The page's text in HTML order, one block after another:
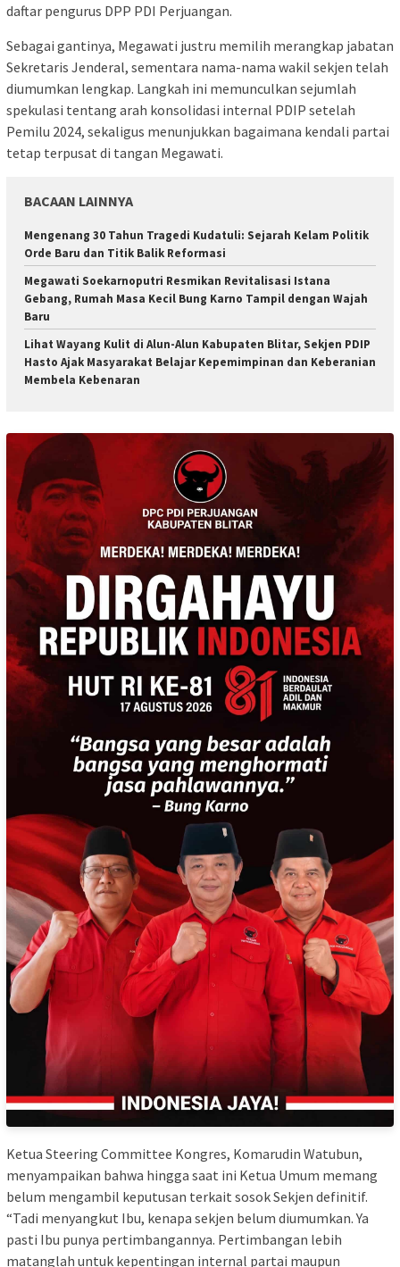
daftar pengurus DPP PDI Perjuangan.
Sebagai gantinya, Megawati justru memilih merangkap jabatan
Sekretaris Jenderal, sementara nama-nama wakil sekjen telah
diumumkan lengkap. Langkah ini memunculkan sejumlah
spekulasi tentang arah konsolidasi internal PDIP setelah
Pemilu 2024, sekaligus menunjukkan bagaimana kendali partai
tetap terpusat di tangan Megawati.
BACAAN LAINNYA
Mengenang 30 Tahun Tragedi Kudatuli: Sejarah Kelam Politik
Orde Baru dan Titik Balik Reformasi
Megawati Soekarnoputri Resmikan Revitalisasi Istana
Gebang, Rumah Masa Kecil Bung Karno Tampil dengan Wajah
Baru
Lihat Wayang Kulit di Alun-Alun Kabupaten Blitar, Sekjen PDIP
Hasto Ajak Masyarakat Belajar Kepemimpinan dan Keberanian
Membela Kebenaran
Ketua Steering Committee Kongres, Komarudin Watubun,
menyampaikan bahwa hingga saat ini Ketua Umum memang
belum mengambil keputusan terkait sosok Sekjen definitif.
“Tadi menyangkut Ibu, kenapa sekjen belum diumumkan. Ya
pasti Ibu punya pertimbangannya. Pertimbangan lebih
matanglah untuk kepentingan internal partai maupun